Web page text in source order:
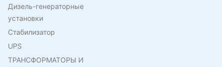
Дизель-генераторные
установки
Стабилизатор
UPS
ТРАНСФОРМАТОРЫ И